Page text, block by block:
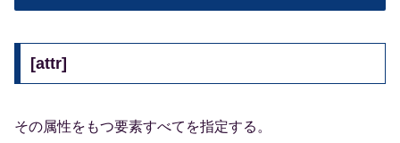
[attr]
その属性をもつ要素すべてを指定する。